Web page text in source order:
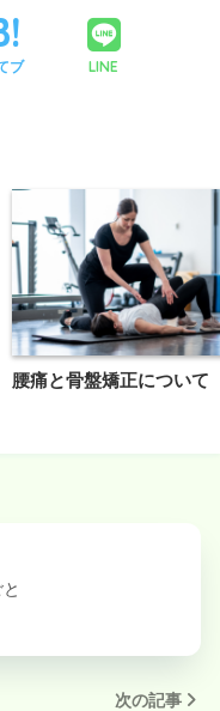
ブ LINE
腰痛と骨盤矯正について
次の記事